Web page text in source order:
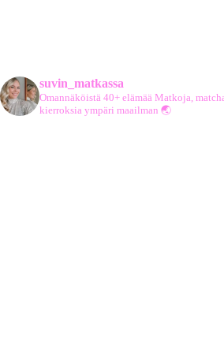
suvin_matkassa
Omannäköistä 40+ elämää Matkoja,
kierroksia ympäri maailman 🌏